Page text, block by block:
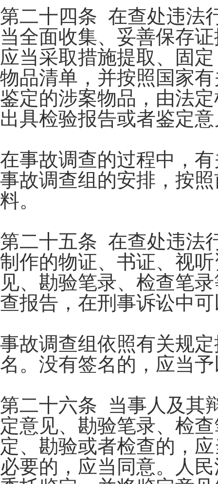
第二十四条 在查处违法
当全面收集、妥善保存
应当采取措施提取、固
物品清单，并按照国家
鉴定的涉案物品，由法
出具检验报告或者鉴定
在事故调查的过程中，
事故调查组的安排，按
料。
第二十五条 在查处违法
制作的物证、书证、视
见、勘验笔录、检查笔
查报告，在刑事诉讼中
事故调查组依照有关规
名。没有签名的，应当
第二十六条 当事人及其
定意见、勘验笔录、检
定、勘验或者检查的，
必要的，应当同意。人